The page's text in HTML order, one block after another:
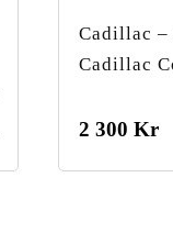
Cadillac –
Cadillac
0.00
5
2 300 Kr